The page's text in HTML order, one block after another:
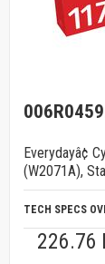
Everydayâ¢
(W2071A),
TECH SPECS
226.76